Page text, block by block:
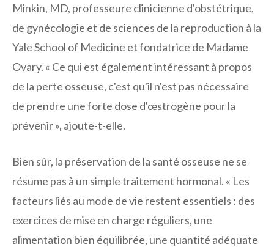
Minkin, MD, professeure clinicienne d'obstétrique,
de gynécologie et de sciences de la reproduction à la
Yale School of Medicine et fondatrice de Madame
Ovary. « Ce qui est également intéressant à propos
de la perte osseuse, c'est qu'il n'est pas nécessaire
de prendre une forte dose d'œstrogène pour la
prévenir », ajoute-t-elle.
Bien sûr, la préservation de la santé osseuse ne se
résume pas à un simple traitement hormonal. « Les
facteurs liés au mode de vie restent essentiels : des
exercices de mise en charge réguliers, une
alimentation bien équilibrée, une quantité adéquate